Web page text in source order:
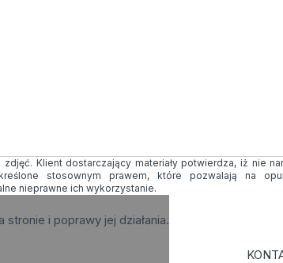
Klient dostarczający materiały potwierdza, iż nie
stosownym prawem, które pozwalają na
nieprawne ich wykorzystanie.
stronie i poprawy jej działania.